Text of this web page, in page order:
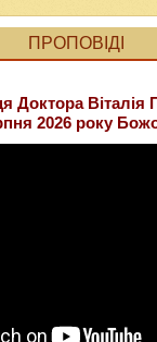
ПРОПОВІДІ
Доктора Віталія
2026 року